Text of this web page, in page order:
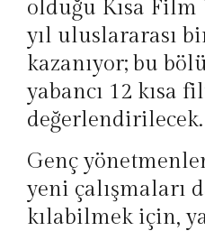
olduğu Kısa Film
yıl uluslararası
kazanıyor; bu
yabancı 12 kısa
değerlendirilecek.
Genç
yeni çalışmaları
kılabilmek için,